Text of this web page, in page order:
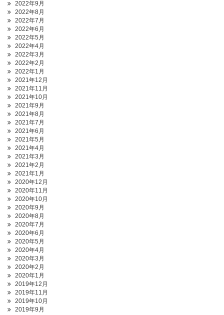
2022年9月
2022年8月
2022年7月
2022年6月
2022年5月
2022年4月
2022年3月
2022年2月
2022年1月
2021年12月
2021年11月
2021年10月
2021年9月
2021年8月
2021年7月
2021年6月
2021年5月
2021年4月
2021年3月
2021年2月
2021年1月
2020年12月
2020年11月
2020年10月
2020年9月
2020年8月
2020年7月
2020年6月
2020年5月
2020年4月
2020年3月
2020年2月
2020年1月
2019年12月
2019年11月
2019年10月
2019年9月